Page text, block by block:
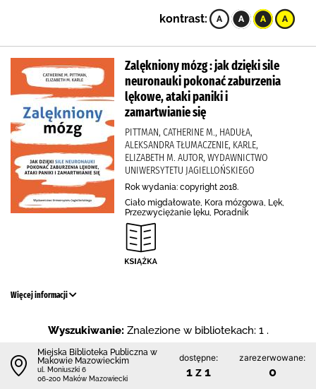
kontrast:
Zalękniony mózg : jak dzięki sile
neuronauki pokonać zaburzenia
lękowe, ataki paniki i
zamartwianie się
PITTMAN, CATHERINE M., HADUŁA,
ALEKSANDRA TŁUMACZENIE, KARLE,
ELIZABETH M. AUTOR, WYDAWNICTWO
UNIWERSYTETU JAGIELLOŃSKIEGO
Rok wydania: copyright 2018.
Ciało migdałowate, Kora mózgowa, Lęk,
Przezwyciężanie lęku, Poradnik
Więcej informacji
Wyszukiwanie: Znalezione w bibliotekach: 1 .
Miejska Biblioteka Publiczna w
Makowie Mazowieckim
ul. Moniuszki 6
06-200 Maków Mazowiecki
dostępne:
1 z 1
zarezerwowane:
0